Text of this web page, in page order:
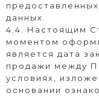
данных.
4.4. Настоящим
моментом
является дата
продажи между
условиях,
основании